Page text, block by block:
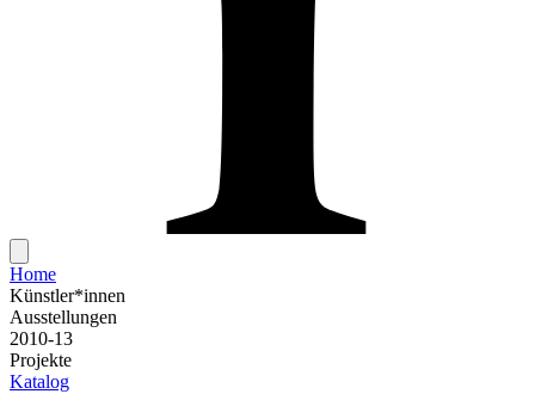
Home
Künstler*innen
Ausstellungen
2010-13
Projekte
Katalog